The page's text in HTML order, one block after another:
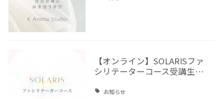
【オンライン】SOLARISファ
シリテーターコース受講生…
お知らせ